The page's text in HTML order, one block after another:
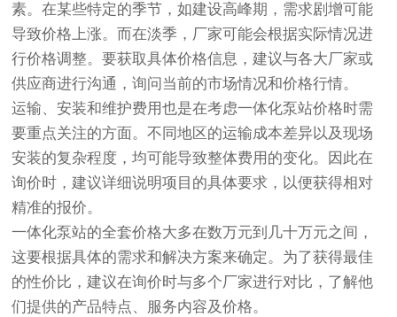
素。在某些特定的季节，如建设高峰期，需求剧增可能
导致价格上涨。而在淡季，厂家可能会根据实际情况进
行价格调整。要获取具体价格信息，建议与各大厂家或
供应商进行沟通，询问当前的市场情况和价格行情。
运输、安装和维护费用也是在考虑一体化泵站价格时需
要重点关注的方面。不同地区的运输成本差异以及现场
安装的复杂程度，均可能导致整体费用的变化。因此在
询价时，建议详细说明项目的具体要求，以便获得相对
精准的报价。
一体化泵站的全套价格大多在数万元到几十万元之间，
这要根据具体的需求和解决方案来确定。为了获得最佳
的性价比，建议在询价时与多个厂家进行对比，了解他
们提供的产品特点、服务内容及价格。